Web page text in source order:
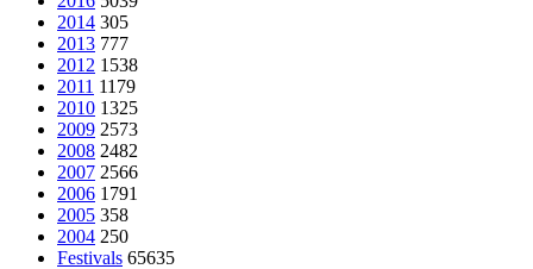
2014 305
2013 777
2012 1538
2011 1179
2010 1325
2009 2573
2008 2482
2007 2566
2006 1791
2005 358
2004 250
Festivals 65635